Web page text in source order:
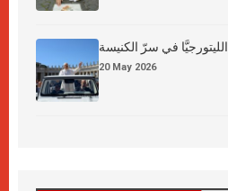
الليتورجيَّا في سرّ الكنيسة
20 May 2026